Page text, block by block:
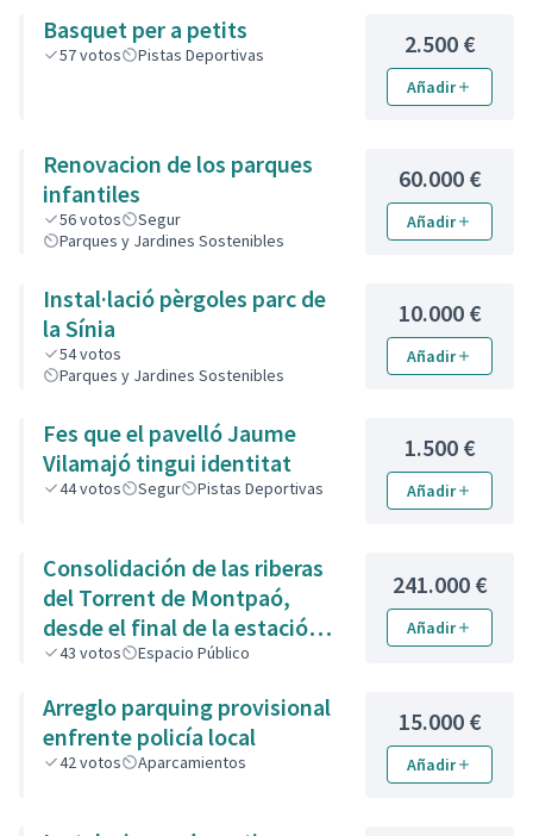
Basquet per a petits
57votos Pistas Deportivas 2.500 €
Añadir
Renovacion de los parques
infantiles
56votos
Segur
Parques y Jardines Sostenibles
60.000 €
Añadir
Instal·lació pèrgoles parc de
la Sínia
54votos
Parques y Jardines Sostenibles
10.000 €
Añadir
Fes que el pavelló Jaume
Vilamajó tingui identitat
44votos Segur Pistas Deportivas
1.500 €
Añadir
Consolidación de las riberas
del Torrent de Montpaó,
desde el final de la estación
de la Renfe hasta la zona de
43 votos Espacio Público
241.000 €
Añadir
Arreglo parquing provisional
enfrente policía local
42votos Aparcamientos
15.000 €
Añadir